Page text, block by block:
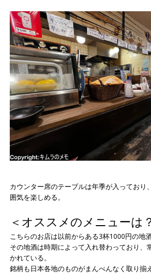
カウンター席のテーブルは年季が入っており
囲気を楽しめる。
＜オススメのメニューは
こちらのお店は以前からある3杯1000円の地
その地酒は時期によって入れ替わっており、
かれている。
銘柄も日本各地のものがまんべんなく取り揃